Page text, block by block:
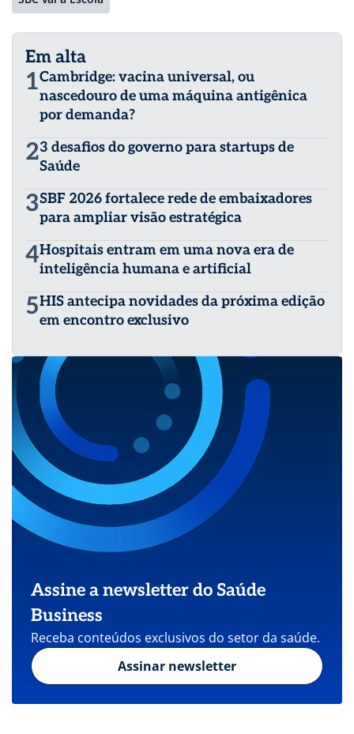
Em alta
1Cambridge: vacina universal, ou
nascedouro de uma máquina antigênica
por demanda?
23 desafios do governo para startups de
Saúde
3SBF 2026 fortalece rede de embaixadores
para ampliar visão estratégica
4Hospitais entram em uma nova era de
inteligência humana e artificial
5HIS antecipa novidades da próxima edição
em encontro exclusivo
Assine a newsletter do Saúde
Business
Receba conteúdos exclusivos do setor da saúde.
Assinar newsletter